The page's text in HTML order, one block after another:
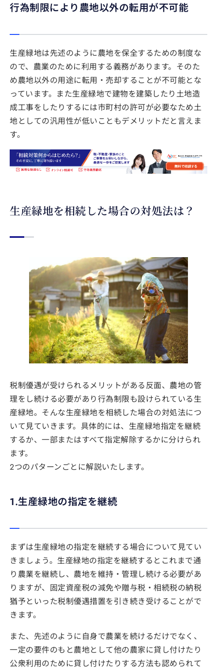
行為制限により農地以外の転用が不可能
生産緑地は先述のように農地を保全するための制度な
ので、農業のために利用する義務があります。そのた
め農地以外の用途に転用・売却することが不可能とな
っています。また生産緑地で建物を建築したり土地造
成工事をしたりするには市町村の許可が必要なため土
地としての汎用性が低いこともデメリットだと言えま
す。
生産緑地を相続した場合の対処法は？
税制優遇が受けられるメリットがある反面、農地の管
理をし続ける必要があり行為制限も設けられている生
産緑地。そんな生産緑地を相続した場合の対処法につ
いて見ていきます。具体的には、生産緑地指定を継続
するか、一部またはすべて指定解除するかに分けられ
ます。
2つのパターンごとに解説いたします。
1.生産緑地の指定を継続
まずは生産緑地の指定を継続する場合について見てい
きましょう。生産緑地の指定を継続するとこれまで通
り農業を継続し、農地を維持・管理し続ける必要があ
りますが、固定資産税の減免や贈与税・相続税の納税
猶予といった税制優遇措置を引き続き受けることがで
きます。
また、先述のように自身で農業を続けるだけでなく、
一定の要件のもと農地として他の農家に貸し付けたり
公衆利用のために貸し付けたりする方法も認められて